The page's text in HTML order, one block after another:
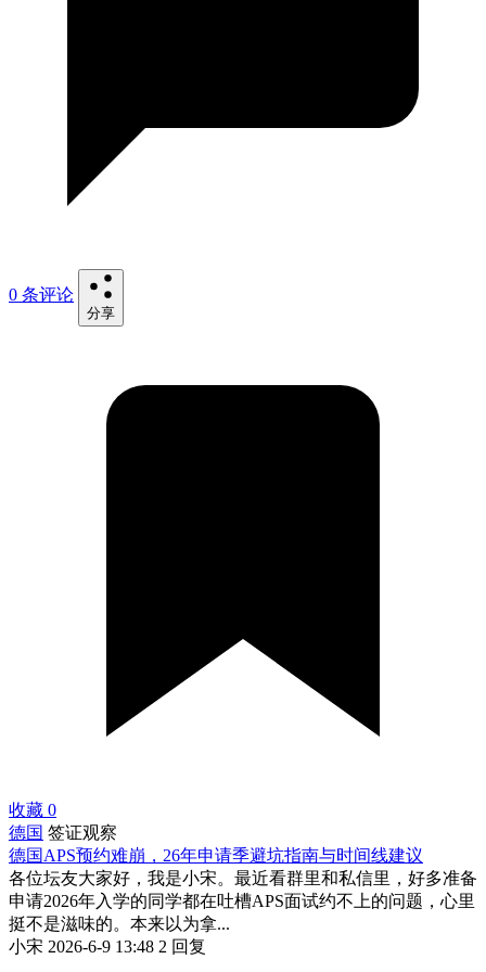
0 条评论
分享
收藏 0
德国 签证观察
德国APS预约难崩，26年申请季避坑指南与时间线建议
各位坛友大家好，我是小宋。最近看群里和私信里，好多准备
申请2026年入学的同学都在吐槽APS面试约不上的问题，心里
挺不是滋味的。本来以为拿...
小宋 2026-6-9 13:48 2 回复